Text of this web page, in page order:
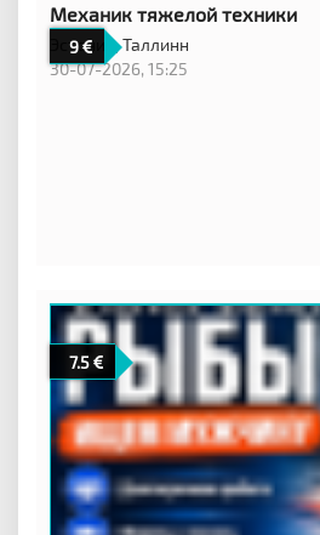
9
Механик тяжелой техники
Эстония,Таллинн
30-07-2026, 15:25
7.5